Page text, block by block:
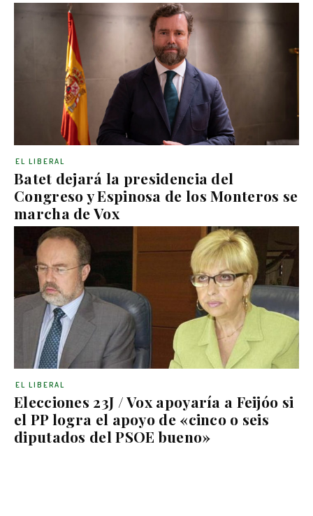
Batet dejará la presidencia del
Congreso y Espinosa de los Monteros se
marcha de Vox
EL LIBERAL
Elecciones 23J / Vox apoyaría a Feijóo si
el PP logra el apoyo de «cinco o seis
diputados del PSOE bueno»
EL LIBERAL